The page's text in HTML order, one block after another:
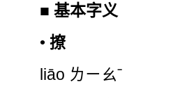
■基本字义
•撩
liāo ㄌㄧㄠˉ